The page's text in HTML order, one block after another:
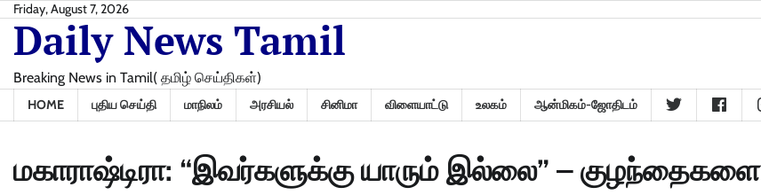
Skip
content
Friday, August 7, 2026
Daily News Tamil
Breaking News in Tamil( தமிழ் செய்திகள்)
HOME புதிய செய்தி மாநிலம் அரசியல் சினிமா விளையாட்டு உலகம் ஆன்மிகம்-ஜோதிடம்
மகாராஷ்டிரா: “இவர்களுக்கு யாரும் இல்லை” – குழந்தைகளை